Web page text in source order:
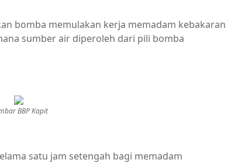
bomba memulakan kerja memadam kebakaran
sumber air diperoleh dari pili bomba
BBP Kapit
satu jam setengah bagi memadam